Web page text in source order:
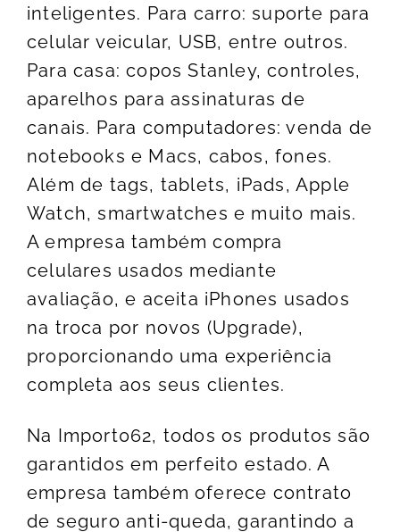
inteligentes. Para carro: suporte para
celular veicular, USB, entre outros.
Para casa: copos Stanley, controles,
aparelhos para assinaturas de
canais. Para computadores: venda de
notebooks e Macs, cabos, fones.
Além de tags, tablets, iPads, Apple
Watch, smartwatches e muito mais.
A empresa também compra
celulares usados mediante
avaliação, e aceita iPhones usados
na troca por novos (Upgrade),
proporcionando uma experiência
completa aos seus clientes.
Na Import062, todos os produtos são
garantidos em perfeito estado. A
empresa também oferece contrato
de seguro anti-queda, garantindo a